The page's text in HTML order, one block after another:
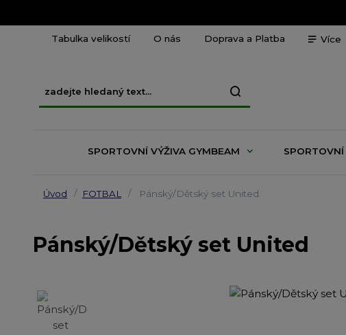
Tabulka velikostí O nás Doprava a Platba Více
SPORTOVNÍ VÝŽIVA GYMBEAM SPORTOVNÍ
Úvod FOTBAL Pánský/Dětský set United
Pánský/Dětský set United